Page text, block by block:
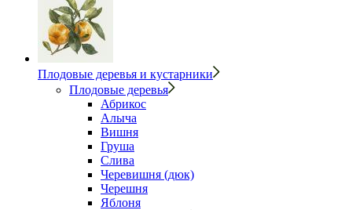
Плодовые деревья и кустарники
Плодовые деревья
Абрикос
Алыча
Вишня
Груша
Слива
Черевишня (дюк)
Черешня
Яблоня